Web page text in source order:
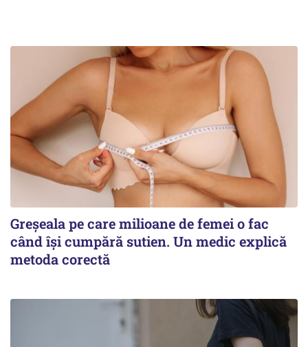
Greșeala pe care milioane de femei o fac
când își cumpără sutien. Un medic explică
metoda corectă